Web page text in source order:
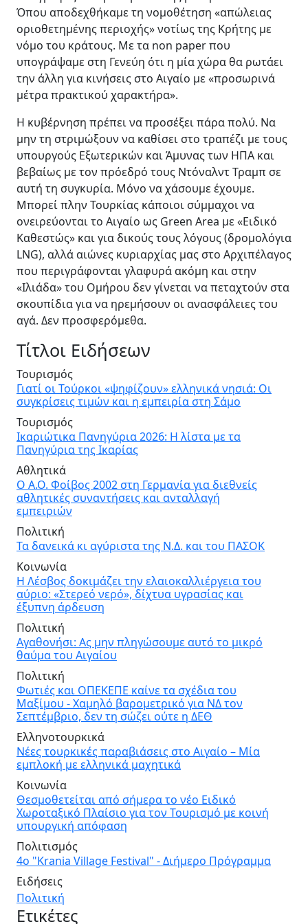
Όπου αποδεχθήκαμε τη νομοθέτηση «απώλειας
οριοθετημένης περιοχής» νοτίως της Κρήτης με
νόμο του κράτους. Με τα non paper που
υπογράψαμε στη Γενεύη ότι η μία χώρα θα ρωτάει
την άλλη για κινήσεις στο Αιγαίο με «προσωρινά
μέτρα πρακτικού χαρακτήρα».
Η κυβέρνηση πρέπει να προσέξει πάρα πολύ. Να
μην τη στριμώξουν να καθίσει στο τραπέζι με τους
υπουργούς Εξωτερικών και Άμυνας των ΗΠΑ και
βεβαίως με τον πρόεδρό τους Ντόναλντ Τραμπ σε
αυτή τη συγκυρία. Μόνο να χάσουμε έχουμε.
Μπορεί πλην Τουρκίας κάποιοι σύμμαχοι να
ονειρεύονται το Αιγαίο ως Green Area με «Ειδικό
Καθεστώς» και για δικούς τους λόγους (δρομολόγια
LNG), αλλά αιώνες κυριαρχίας μας στο Αρχιπέλαγος
που περιγράφονται γλαφυρά ακόμη και στην
«Ιλιάδα» του Ομήρου δεν γίνεται να πεταχτούν στα
σκουπίδια για να ηρεμήσουν οι ανασφάλειες του
αγά. Δεν προσφερόμεθα.
Τίτλοι Ειδήσεων
Τουρισμός
Γιατί οι Τούρκοι «ψηφίζουν» ελληνικά νησιά: Οι
συγκρίσεις τιμών και η εμπειρία στη Σάμο
Τουρισμός
Ικαριώτικα Πανηγύρια 2026: Η λίστα με τα
Πανηγύρια της Ικαρίας
Αθλητικά
Ο Α.Ο. Φοίβος 2002 στη Γερμανία για διεθνείς
αθλητικές συναντήσεις και ανταλλαγή
εμπειριών
Πολιτική
Τα δανεικά κι αγύριστα της Ν.Δ. και του ΠΑΣΟΚ
Κοινωνία
Η Λέσβος δοκιμάζει την ελαιοκαλλιέργεια του
αύριο: «Στερεό νερό», δίχτυα υγρασίας και
έξυπνη άρδευση
Πολιτική
Αγαθονήσι: Ας μην πληγώσουμε αυτό το μικρό
θαύμα του Αιγαίου
Πολιτική
Φωτιές και ΟΠΕΚΕΠΕ καίνε τα σχέδια του
Μαξίμου - Χαμηλό βαρομετρικό για ΝΔ τον
Σεπτέμβριο, δεν τη σώζει ούτε η ΔΕΘ
Ελληνοτουρκικά
Νέες τουρκικές παραβιάσεις στο Αιγαίο – Μία
εμπλοκή με ελληνικά μαχητικά
Κοινωνία
Θεσμοθετείται από σήμερα το νέο Ειδικό
Χωροταξικό Πλαίσιο για τον Τουρισμό με κοινή
υπουργική απόφαση
Πολιτισμός
4ο "Krania Village Festival" - Διήμερο Πρόγραμμα
Ειδήσεις
Πολιτική
Ετικέτες